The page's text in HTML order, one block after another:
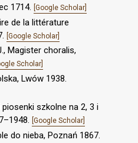
1714. [Google Scholar]
de la littérature
[Google Scholar]
Magister choralis,
Scholar]
Lwów 1938.
szkolne na 2, 3 i
[Google Scholar]
do nieba, Poznań 1867.